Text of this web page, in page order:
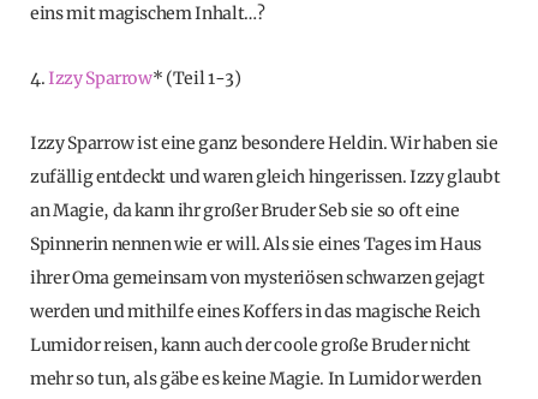
eins mit magischem Inhalt…?
4. Izzy Sparrow* (Teil 1-3)
Izzy Sparrow ist eine ganz besondere Heldin. Wir haben sie
zufällig entdeckt und waren gleich hingerissen. Izzy glaubt
an Magie, da kann ihr großer Bruder Seb sie so oft eine
Spinnerin nennen wie er will. Als sie eines Tages im Haus
ihrer Oma gemeinsam von mysteriösen schwarzen gejagt
werden und mithilfe eines Koffers in das magische Reich
Lumidor reisen, kann auch der coole große Bruder nicht
mehr so tun, als gäbe es keine Magie. In Lumidor werden